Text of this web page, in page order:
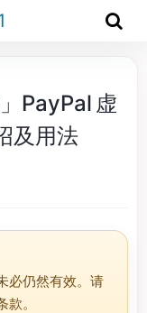
PayPal 虚
及用法
必仍然有效。请
。